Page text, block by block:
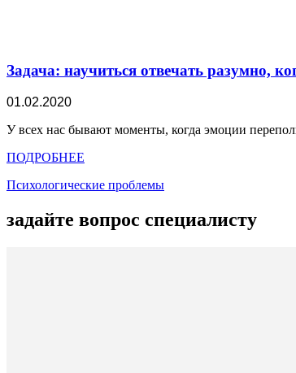
Задача: научиться отвечать разумно,
01.02.2020
У всех нас бывают моменты, когда эмоции
ПОДРОБНЕЕ
Психологические проблемы
задайте вопрос специалисту